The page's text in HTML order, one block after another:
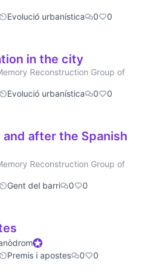
Evolució urbanística 0 0
in the city
Reconstruction Group of
Evolució urbanística 0 0
after the Spanish
Reconstruction Group of
Gent del barri 0 0
Official participant
Premis i apostes 0 0